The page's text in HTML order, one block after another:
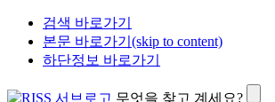
검색 바로가기
본문 바로가기(skip to content)
하단정보 바로가기
무엇을 찾고 계세요?